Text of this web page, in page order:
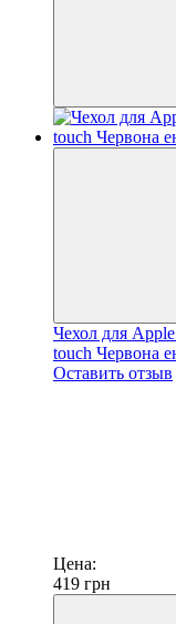
Чехол для
touch Червона
Оставить отзыв
Цена:
419 грн